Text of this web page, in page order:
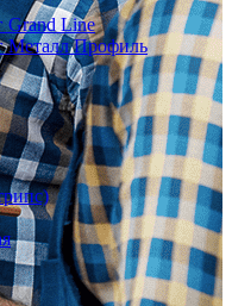
Grand Line
Металл Профиль